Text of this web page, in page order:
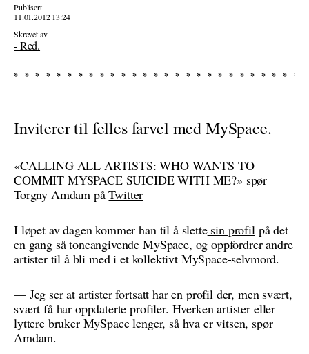
Publisert
11.01.2012 13:24
Skrevet av
- Red.
Inviterer til felles farvel med MySpace.
«CALLING ALL ARTISTS: WHO WANTS TO
COMMIT MYSPACE SUICIDE WITH ME?» spør
Torgny Amdam påTwitter
I løpet av dagen kommer han til å slettesin profilpå det
en gang så toneangivende MySpace, og oppfordrer andre
artister til å bli med i et kollektivt MySpace-selvmord.
— Jeg ser at artister fortsatt har en profil der, men svært,
svært få har oppdaterte profiler. Hverken artister eller
lyttere bruker MySpace lenger, så hva er vitsen, spør
Amdam.